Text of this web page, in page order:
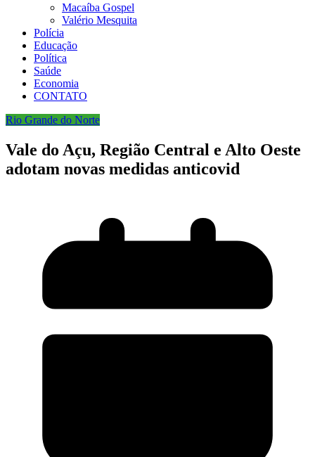
Macaíba Gospel
Valério Mesquita
Polícia
Educação
Política
Saúde
Economia
CONTATO
Rio Grande do Norte
Vale do Açu, Região Central e Alto Oeste
adotam novas medidas anticovid